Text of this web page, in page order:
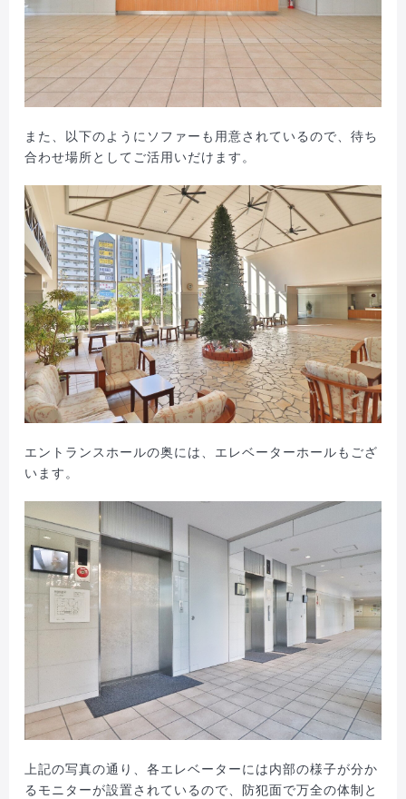
また、以下のようにソファーも用意されているので、待ち
合わせ場所としてご活用いだけます。
エントランスホールの奥には、エレベーターホールもござ
います。
上記の写真の通り、各エレベーターには内部の様子が分か
るモニターが設置されているので、防犯面で万全の体制と